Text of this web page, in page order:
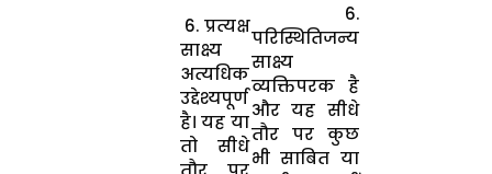
6. प्रत्यक्ष
साक्ष्य
अत्यधिक
उद्देश्यपूर्ण
है।यह या
तो सीधे
6.
परिस्थितिजन्य
साक्ष्य
व्यक्तिपरक है
और यह सीधे
तौर पर कुछ
भी साबित या